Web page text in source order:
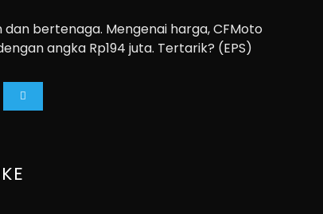
bertenaga. Mengenai harga, CFMoto
angka Rp194 juta. Tertarik? (EPS)